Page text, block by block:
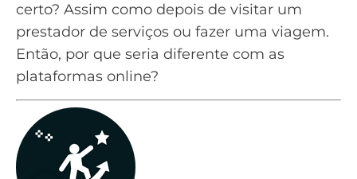
certo? Assim como depois de visitar um
prestador de serviços ou fazer uma viagem.
Então, por que seria diferente com as
plataformas online?